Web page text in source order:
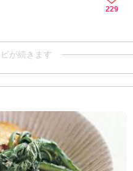
229
が続きます